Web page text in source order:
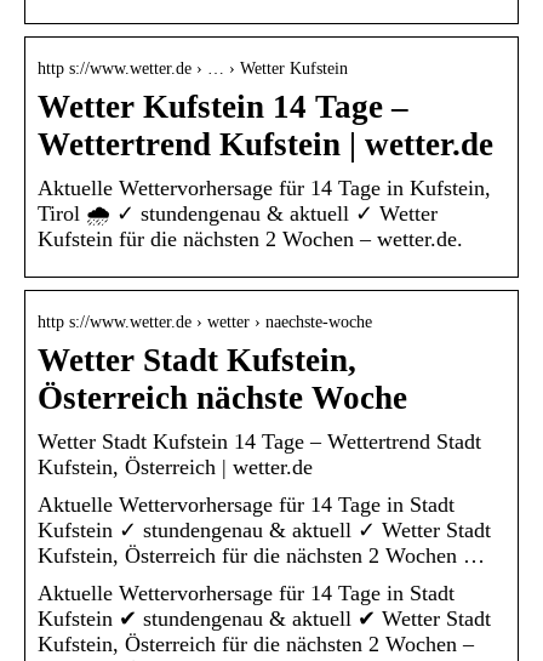
http s://www.wetter.de › … › Wetter Kufstein
Wetter Kufstein 14 Tage –
Wettertrend Kufstein | wetter.de
Aktuelle Wettervorhersage für 14 Tage in Kufstein,
Tirol 🌧️ ✓ stundengenau & aktuell ✓ Wetter
Kufstein für die nächsten 2 Wochen – wetter.de.
http s://www.wetter.de › wetter › naechste-woche
Wetter Stadt Kufstein,
Österreich nächste Woche
Wetter Stadt Kufstein 14 Tage – Wettertrend Stadt
Kufstein, Österreich | wetter.de
Aktuelle Wettervorhersage für 14 Tage in Stadt
Kufstein ✓ stundengenau & aktuell ✓ Wetter Stadt
Kufstein, Österreich für die nächsten 2 Wochen …
Aktuelle Wettervorhersage für 14 Tage in Stadt
Kufstein ✔ stundengenau & aktuell ✔ Wetter Stadt
Kufstein, Österreich für die nächsten 2 Wochen –